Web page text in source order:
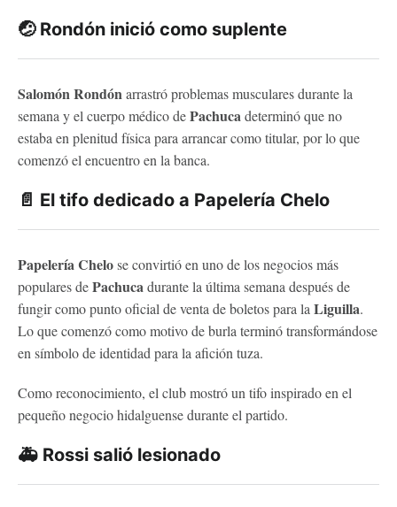
🤕 Rondón inició como suplente
Salomón Rondónarrastró problemas musculares durante la
semana y el cuerpo médico dePachucadeterminó que no
estaba en plenitud física para arrancar como titular, por lo que
comenzó el encuentro en la banca.
📄 El tifo dedicado a Papelería Chelo
Papelería Chelose convirtió en uno de los negocios más
populares dePachucadurante la última semana después de
fungir como punto oficial de venta de boletos para la Liguilla.
Lo que comenzó como motivo de burla terminó transformándose
en símbolo de identidad para la afición tuza.
Como reconocimiento, el club mostró un tifo inspirado en el
pequeño negocio hidalguense durante el partido.
🚑 Rossi salió lesionado